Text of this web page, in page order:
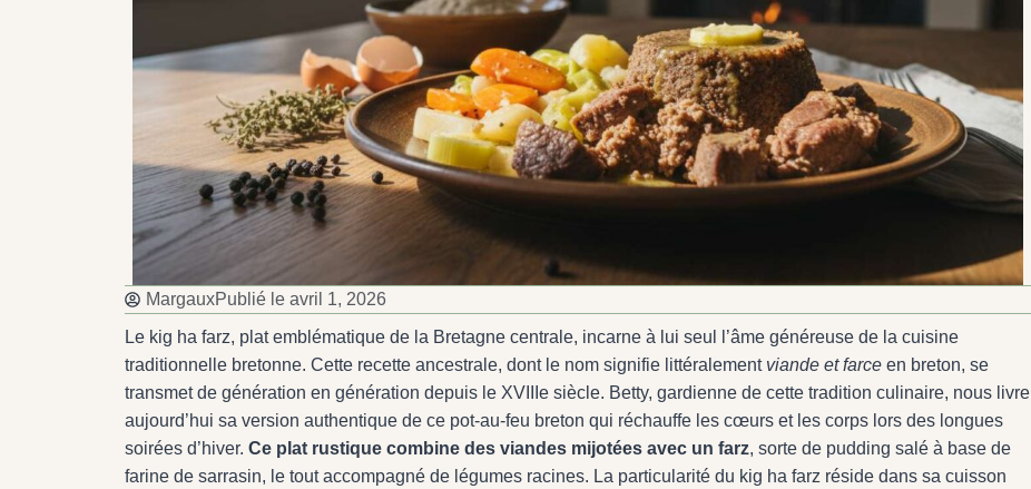
MargauxPublié le avril 1, 2026
Le kig ha farz, plat emblématique de la Bretagne centrale, incarne à lui seul l’âme généreuse de la cuisine
traditionnelle bretonne. Cette recette ancestrale, dont le nom signifie littéralement viande et farce en breton, se
transmet de génération en génération depuis le XVIIIe siècle. Betty, gardienne de cette tradition culinaire, nous livre
aujourd’hui sa version authentique de ce pot-au-feu breton qui réchauffe les cœurs et les corps lors des longues
soirées d’hiver. Ce plat rustique combine des viandes mijotées avec un farz, sorte de pudding salé à base de
farine de sarrasin, le tout accompagné de légumes racines. La particularité du kig ha farz réside dans sa cuisson